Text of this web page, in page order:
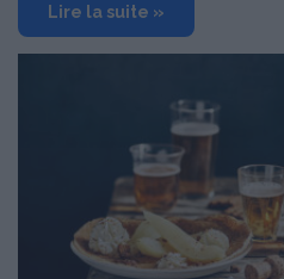
Lire la suite »